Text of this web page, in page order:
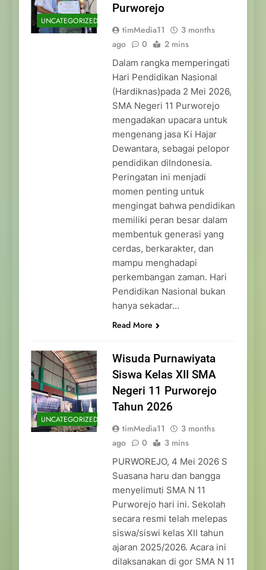
UNCATEGORIZED
Purworejo
timMedia11
3 months
ago
0 2 mins
Dalam rangka memperingati
Hari Pendidikan Nasional
(Hardiknas)pada 2 Mei 2026,
SMA Negeri 11 Purworejo
mengadakan upacara untuk
mengenang jasa Ki Hajar
Dewantara, sebagai pelopor
pendidikan diIndonesia.
Peringatan ini menjadi
momen penting untuk
mengingat bahwa pendidikan
memiliki peran besar dalam
membentuk generasi yang
cerdas, berkarakter, dan
mampu menghadapi
perkembangan zaman. Hari
Pendidikan Nasional bukan
hanya sekadar…
Read More
UNCATEGORIZED
Wisuda Purnawiyata
Siswa Kelas XII SMA
Negeri 11 Purworejo
Tahun 2026
timMedia11
3 months
ago
0 3 mins
PURWOREJO, 4 Mei 2026 S
Suasana haru dan bangga
menyelimuti SMA N 11
Purworejo hari ini. Sekolah
secara resmi telah melepas
siswa/siswi kelas XII tahun
ajaran 2025/2026. Acara ini
dilaksanakan di gor SMA N 11